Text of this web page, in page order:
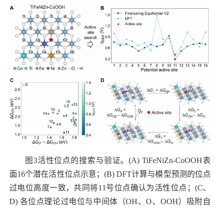
图 3活性位点的搜索与验证。(A) TiFeNiZn-CoOOH表
面16个潜在活性位点示意；(B) DFT计算与模型预测的位点
过电位高度一致，共同将11 号位点确认为活性位点； (C、
D) 各位点理论过电位与中间体（OH、O、 OOH）吸附自